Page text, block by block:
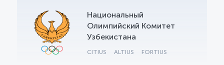
Национальный
Олимпийский Комитет
Узбекистана
CITIUS ALTIUS FORTIUS
OLYMPCHIK AI - yordamchi
Онлайн · olympic.uz